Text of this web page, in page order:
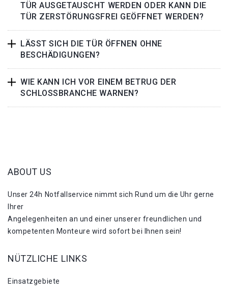
TÜR AUSGETAUSCHT WERDEN ODER KANN DIE
TÜR ZERSTÖRUNGSFREI GEÖFFNET WERDEN?
LÄSST SICH DIE TÜR ÖFFNEN OHNE
BESCHÄDIGUNGEN?
WIE KANN ICH VOR EINEM BETRUG DER
SCHLOSSBRANCHE WARNEN?
ABOUT US
Unser 24h Notfallservice nimmt sich Rund um die Uhr gerne
Ihrer
Angelegenheiten an und einer unserer freundlichen und
kompetenten Monteure wird sofort bei Ihnen sein!
NÜTZLICHE LINKS
Einsatzgebiete